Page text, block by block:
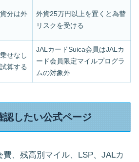
分は外
外貨25万円以上を置くと為替
リスクを受ける
乗せなし
算する
JALカードSuica会員はJALカ
ード会員限定マイルプログラ
ムの対象外
認したい公式ページ
、残高別マイル、LSP、JALカ